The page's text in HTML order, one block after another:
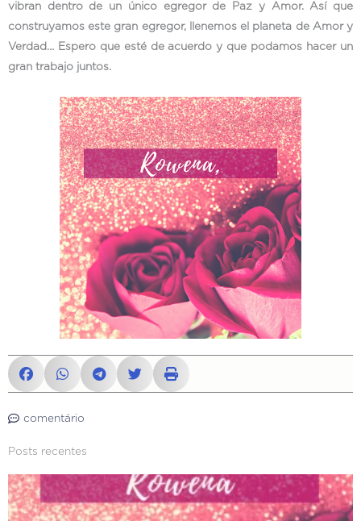
vibran dentro de un único egregor de Paz y Amor. Así que
construyamos este gran egregor, llenemos el planeta de Amor y
Verdad… Espero que esté de acuerdo y que podamos hacer un
gran trabajo juntos.
comentário
Posts recentes